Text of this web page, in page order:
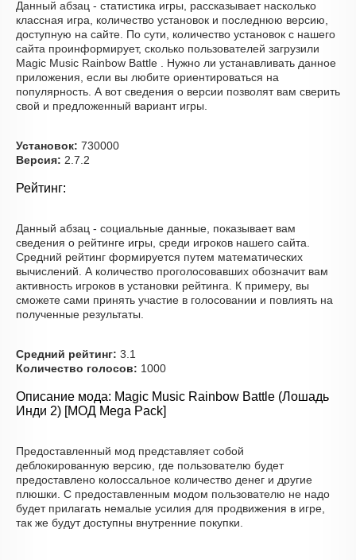
Данный абзац - статистика игры, рассказывает насколько
классная игра, количество установок и последнюю версию,
доступную на сайте. По сути, количество установок с нашего
сайта проинформирует, сколько пользователей загрузили
Magic Music Rainbow Battle . Нужно ли устанавливать данное
приложения, если вы любите ориентироваться на
популярность. А вот сведения о версии позволят вам сверить
свой и предложенный вариант игры.
Установок: 730000
Версия: 2.7.2
Рейтинг:
Данный абзац - социальные данные, показывает вам
сведения о рейтинге игры, среди игроков нашего сайта.
Средний рейтинг формируется путем математических
вычислений. А количество проголосовавших обозначит вам
активность игроков в установки рейтинга. К примеру, вы
сможете сами принять участие в голосовании и повлиять на
полученные результаты.
Средний рейтинг: 3.1
Количество голосов: 1000
Описание мода: Magic Music Rainbow Battle (Лошадь
Инди 2) [МОД Mega Pack]
Предоставленный мод представляет собой
деблокированную версию, где пользователю будет
предоставлено колоссальное количество денег и другие
плюшки. С предоставленным модом пользователю не надо
будет прилагать немалые усилия для продвижения в игре,
так же будут доступны внутренние покупки.